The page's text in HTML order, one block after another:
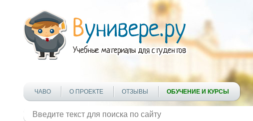
ЧАВО О ПРОЕКТЕ ОТЗЫВЫ ОБУЧЕНИЕ И КУРСЫ